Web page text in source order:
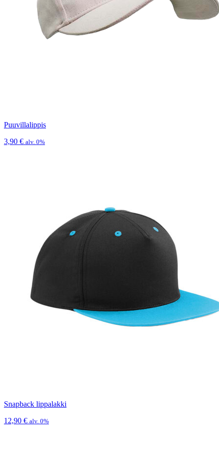
Puuvillalippis
3,90 € alv. 0%
Snapback lippalakki
12,90 € alv. 0%